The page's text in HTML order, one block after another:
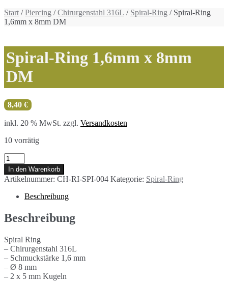
Start /Piercing /Chirurgenstahl 316L / Spiral-Ring / Spiral-Ring
1,6mm x 8mm DM
Spiral-Ring 1,6mm x 8mm
DM
8,40 €
inkl. 20 % MwSt. zzgl. Versandkosten
10 vorrätig
Spiral-
Ring
1,6mm
x
8mm
Menge
In den Warenkorb
Artikelnummer: CH-RI-SPI-004 Kategorie: Spiral-Ring
Beschreibung
Beschreibung
Spiral Ring
– Chirurgenstahl 316L
– Schmuckstärke 1,6 mm
– Ø 8 mm
– 2 x 5 mm Kugeln